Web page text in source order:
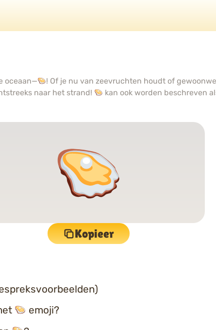
oceaan—
! Of je nu van zeevruchten houdt of
naar het strand!
kan ook worden beschreven
Kopieer
emoji?